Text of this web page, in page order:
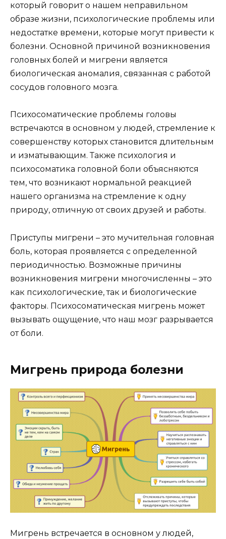
который говорит о нашем неправильном
образе жизни, психологические проблемы или
недостатке времени, которые могут привести к
болезни. Основной причиной возникновения
головных болей и мигрени является
биологическая аномалия, связанная с работой
сосудов головного мозга.
Психосоматические проблемы головы
встречаются в основном у людей, стремление к
совершенству которых становится длительным
и изматывающим. Также психология и
психосоматика головной боли объясняются
тем, что возникают нормальной реакцией
нашего организма на стремление к одну
природу, отличную от своих друзей и работы.
Приступы мигрени – это мучительная головная
боль, которая проявляется с определенной
периодичностью. Возможные причины
возникновения мигрени многочисленны – это
как психологические, так и биологические
факторы. Психосоматическая мигрень может
вызывать ощущение, что наш мозг разрывается
от боли.
Мигрень природа болезни
Мигрень встречается в основном у людей,